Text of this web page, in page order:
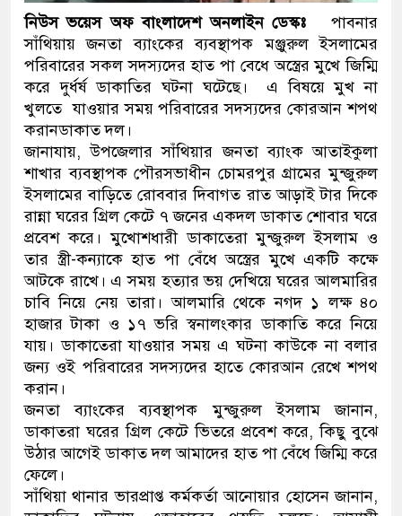
মাদক কারবারি গ্রেফতার
২৮ লাখ টাকার জাল নোটসহ
থানা পুলিশ
নেতৃত্ব ও গণতন্ত্রের মূর্তমান
নিউস ভয়েস অফ বাংলাদেশ অনলাইন ডেস্কঃ পাবনার
সাঁথিয়ায় জনতা ব্যাংকের ব্যবস্থাপক মঞ্জুরুল ইসলামের
পরিবারের সকল সদস্যদের হাত পা বেধে অস্ত্রের মুখে জিম্মি
করে দুর্ধর্ষ ডাকাতির ঘটনা ঘটেছে। এ বিষয়ে মুখ না
খুলতে যাওয়ার সময় পরিবারের সদস্যদের কোরআন শপথ
করানডাকাত দল।
জানাযায়, উপজেলার সাঁথিয়ার জনতা ব্যাংক আতাইকুলা
শাখার ব্যবস্থাপক পৌরসভাধীন চোমরপুর গ্রামের মুন্জুরুল
ইসলামের বাড়িতে রোববার দিবাগত রাত আড়াই টার দিকে
রান্না ঘরের গ্রিল কেটে ৭ জনের একদল ডাকাত শোবার ঘরে
প্রবেশ করে। মুখোশধারী ডাকাতেরা মুন্জুরুল ইসলাম ও
তার স্ত্রী-কন্যাকে হাত পা বেঁধে অস্ত্রের মুখে একটি কক্ষে
আটকে রাখে। এ সময় হত্যার ভয় দেখিয়ে ঘরের আলমারির
চাবি নিয়ে নেয় তারা। আলমারি থেকে নগদ ১ লক্ষ ৪০
হাজার টাকা ও ১৭ ভরি স্বনালংকার ডাকাতি করে নিয়ে
যায়। ডাকাতেরা যাওয়ার সময় এ ঘটনা কাউকে না বলার
জন্য ওই পরিবারের সদস্যদের হাতে কোরআন রেখে শপথ
করান।
জনতা ব্যাংকের ব্যবস্থাপক মুন্জুরুল ইসলাম জানান,
ডাকাতরা ঘরের গ্রিল কেটে ভিতরে প্রবেশ করে, কিছু বুঝে
উঠার আগেই ডাকাত দল আমাদের হাত পা বেঁধে জিম্মি করে
ফেলে।
সাঁথিয়া থানার ভারপ্রাপ্ত কর্মকর্তা আনোয়ার হোসেন জানান,